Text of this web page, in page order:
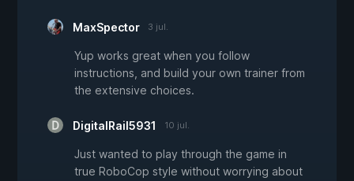
MaxSpector 3 jul.
Yup works great when you follow
instructions, and build your own trainer from
the extensive choices.
DigitalRail5931 10 jul.
Just wanted to play through the game in
true RoboCop style without worrying about